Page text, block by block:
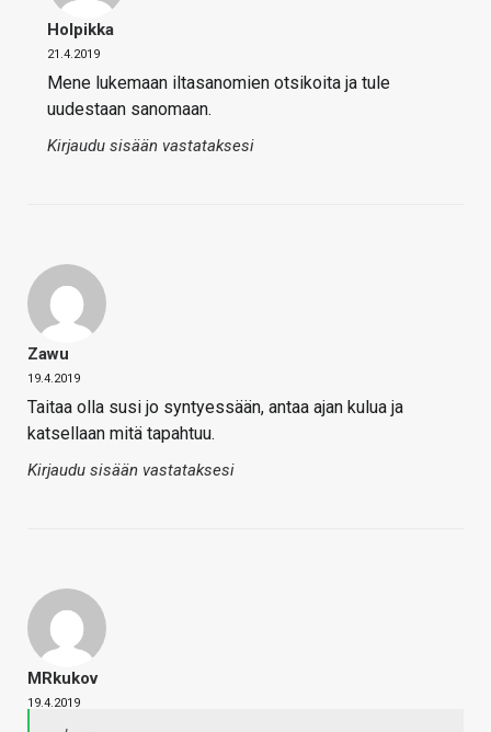
Holpikka
21.4.2019
Mene lukemaan iltasanomien otsikoita ja tule
uudestaan sanomaan.
Kirjaudu sisään vastataksesi
Zawu
19.4.2019
Taitaa olla susi jo syntyessään, antaa ajan kulua ja
katsellaan mitä tapahtuu.
Kirjaudu sisään vastataksesi
MRkukov
19.4.2019